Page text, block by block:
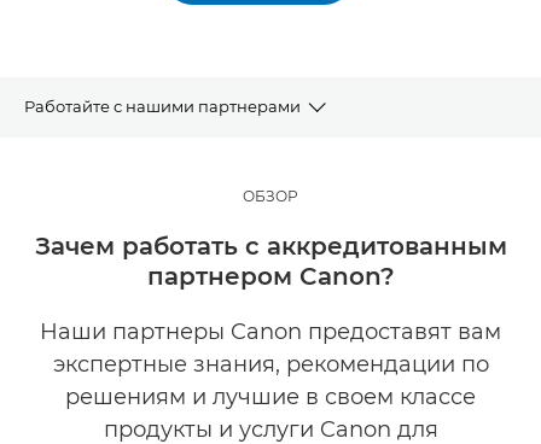
Работайте с нашими партнерами
Работайте с нашими партнерами
Уже являетесь партнером?
Разработки с Canon
ОБЗОР
Зачем работать с аккредитованным
партнером Canon?
Наши партнеры Canon предоставят вам
экспертные знания, рекомендации по
решениям и лучшие в своем классе
продукты и услуги Canon для